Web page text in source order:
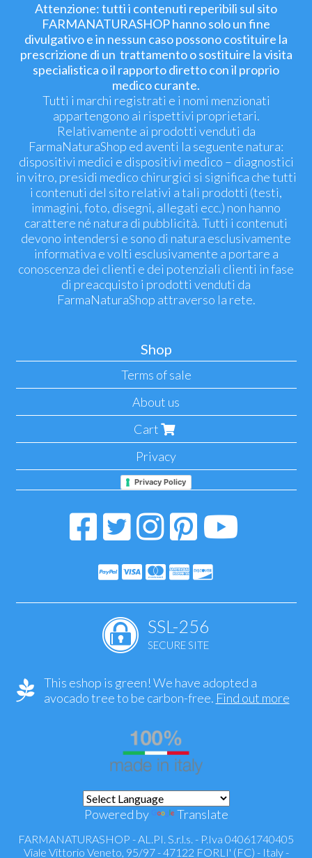
Attenzione: tutti i contenuti reperibili sul sito
FARMANATURASHOP hanno solo un fine
divulgativo e in nessun caso possono costituire la
prescrizione di un trattamento o sostituire la visita
specialistica o il rapporto diretto con il proprio
medico curante.
Tutti i marchi registrati e i nomi menzionati
appartengono ai rispettivi proprietari.
Relativamente ai prodotti venduti da
FarmaNaturaShop ed aventi la seguente natura:
dispositivi medici e dispositivi medico – diagnostici
in vitro, presidi medico chirurgici si significa che tutti
i contenuti del sito relativi a tali prodotti (testi,
immagini, foto, disegni, allegati ecc.) non hanno
carattere né natura di pubblicità. Tutti i contenuti
devono intendersi e sono di natura esclusivamente
informativa e volti esclusivamente a portare a
conoscenza dei clienti e dei potenziali clienti in fase
di preacquisto i prodotti venduti da
FarmaNaturaShop attraverso la rete.
Shop
Terms of sale
About us
Cart
Privacy
Privacy Policy
SSL-256
SECURE SITE
This eshop is green! We have adopted a
avocado tree to be carbon-free. Find out more
Powered by Translate
FARMANATURASHOP - AL.PI. S.r.l.s. - P.Iva 04061740405
Viale Vittorio Veneto, 95/97 - 47122 FORLI' (FC) - Italy -